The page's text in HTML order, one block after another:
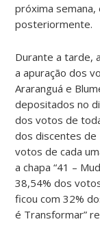
próxima
posteriormente.
Durante a tarde,
a apuração dos
Araranguá e
depositados no
dos votos de
dos discentes de
votos de cada
a chapa “41 –
38,54% dos
ficou com 32%
é Transformar”